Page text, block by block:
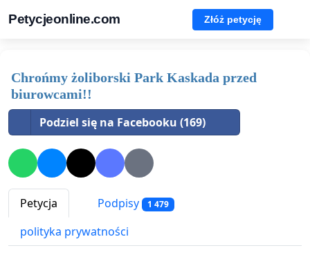
Petycjeonline.com Złóż petycję
Chrońmy żoliborski Park Kaskada przed
biurowcami!!
Podziel się na Facebooku (169)
Petycja Podpisy 1 479
polityka prywatności